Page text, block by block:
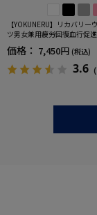
【YOKUNERU】リカバリー
ツ男女兼用疲労回復血行促
NOMIX(R)【一般医療機器】
価格： 7,450円 (税込)
3.6